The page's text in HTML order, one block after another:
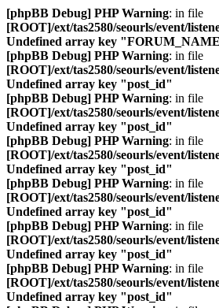
[phpBB Debug] PHP Warning: in file
[ROOT]/ext/tas2580/seourls/event/
Undefined array key
[phpBB Debug] PHP Warning: in file
[ROOT]/ext/tas2580/seourls/event/
Undefined array key "post_id"
[phpBB Debug] PHP Warning: in file
[ROOT]/ext/tas2580/seourls/event/
Undefined array key "post_id"
[phpBB Debug] PHP Warning: in file
[ROOT]/ext/tas2580/seourls/event/
Undefined array key "post_id"
[phpBB Debug] PHP Warning: in file
[ROOT]/ext/tas2580/seourls/event/
Undefined array key "post_id"
[phpBB Debug] PHP Warning: in file
[ROOT]/ext/tas2580/seourls/event/
Undefined array key "post_id"
[phpBB Debug] PHP Warning: in file
[ROOT]/ext/tas2580/seourls/event/
Undefined array key "post_id"